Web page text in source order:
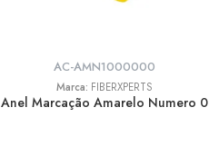
AC-AMN1000000
Marca: FIBERXPERTS
Anel Marcação Amarelo Numero 0